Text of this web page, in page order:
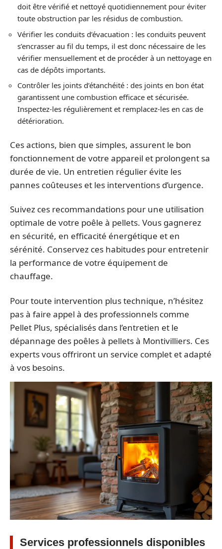
doit être vérifié et nettoyé quotidiennement pour éviter
toute obstruction par les résidus de combustion.
Vérifier les conduits d’évacuation : les conduits peuvent
s’encrasser au fil du temps, il est donc nécessaire de les
vérifier mensuellement et de procéder à un nettoyage en
cas de dépôts importants.
Contrôler les joints d’étanchéité : des joints en bon état
garantissent une combustion efficace et sécurisée.
Inspectez-les régulièrement et remplacez-les en cas de
détérioration.
Ces actions, bien que simples, assurent le bon
fonctionnement de votre appareil et prolongent sa
durée de vie. Un entretien régulier évite les
pannes coûteuses et les interventions d’urgence.
Suivez ces recommandations pour une utilisation
optimale de votre poêle à pellets. Vous gagnerez
en sécurité, en efficacité énergétique et en
sérénité. Conservez ces habitudes pour entretenir
la performance de votre équipement de
chauffage.
Pour toute intervention plus technique, n’hésitez
pas à faire appel à des professionnels comme
Pellet Plus, spécialisés dans l’entretien et le
dépannage des poêles à pellets à Montivilliers. Ces
experts vous offriront un service complet et adapté
à vos besoins.
Services professionnels disponibles